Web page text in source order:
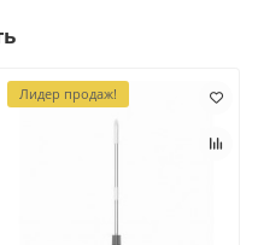
Лидер продаж!